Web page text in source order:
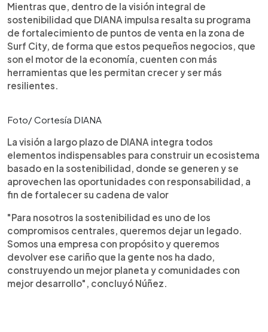
Mientras que, dentro de la visión integral de
sostenibilidad que DIANA impulsa resalta su programa
de fortalecimiento de puntos de venta en la zona de
Surf City, de forma que estos pequeños negocios, que
son el motor de la economía, cuenten con más
herramientas que les permitan crecer y ser más
resilientes.
Foto/ Cortesía DIANA
La visión a largo plazo de DIANA integra todos
elementos indispensables para construir un ecosistema
basado en la sostenibilidad, donde se generen y se
aprovechen las oportunidades con responsabilidad, a
fin de fortalecer su cadena de valor
"Para nosotros la sostenibilidad es uno de los
compromisos centrales, queremos dejar un legado.
Somos una empresa con propósito y queremos
devolver ese cariño que la gente nos ha dado,
construyendo un mejor planeta y comunidades con
mejor desarrollo", concluyó Núñez.